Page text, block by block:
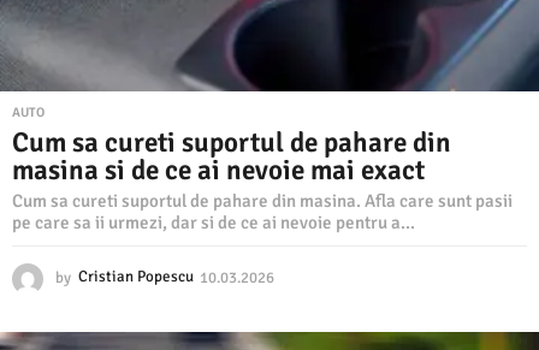
AUTO
Cum sa cureti suportul de pahare din
masina si de ce ai nevoie mai exact
Cum sa cureti suportul de pahare din masina. Afla care sunt pasii
pe care sa ii urmezi, dar si de ce ai nevoie pentru a...
by Cristian Popescu 10.03.2026
0